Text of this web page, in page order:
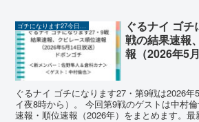
ぐるナイ ゴ
戦の結果速報
報（2026年5
ぐるナイ ゴチになります27・第9戦は2026
イ夜8時から）。 今回第9戦のゲストは中村
速報・順位速報（2026年）をまとめます。